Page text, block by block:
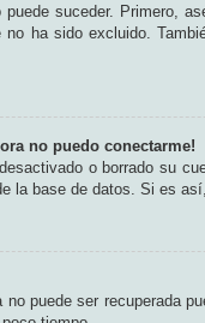
suceder. Primero,
no ha sido excluido.
no puedo conectarme!
o borrado su
la base de datos. Si es
puede ser recuperada